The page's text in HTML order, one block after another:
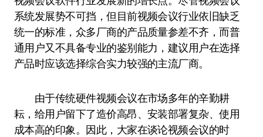
系统发展势不可挡，但目前视频会议行业依旧缺乏
统一的标准，众多厂商的产品质量参差不齐，而普
通用户又不具备专业的鉴别能力，建议用户在选择
产品时应该选择综合实力较强的主流厂商。
由于传统硬件视频会议在市场多年的辛勤耕
耘，给用户留下了造价高昂、安装部署复杂、使用
成本高的印象。因此，大家在谈论视频会议的时